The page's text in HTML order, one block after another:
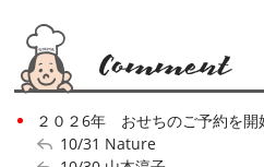
２０２6年 おせちのご予約を開
10/31 Nature